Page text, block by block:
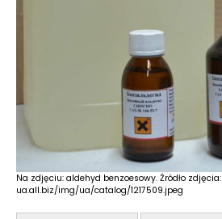
Na zdjęciu: aldehyd benzoesowy. Źródło zdjęcia:
ua.all.biz/img/ua/catalog/1217509.jpeg